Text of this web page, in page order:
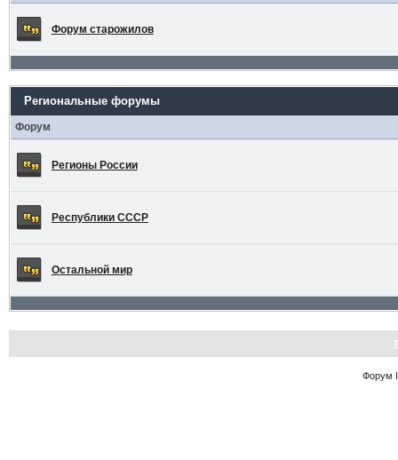
Форум старожилов
Региональные форумы
Форум
Регионы России
Республики СССР
Остальной мир
Форум